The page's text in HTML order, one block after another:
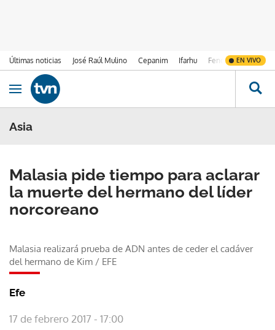
Últimas noticias José Raúl Mulino Cepanim Ifarhu Fenómeno de El
EN VIVO
Ir al contenido
Obrir navegació
Asia
Malasia pide tiempo para aclarar
la muerte del hermano del líder
norcoreano
Malasia realizará prueba de ADN antes de ceder el cadáver
del hermano de Kim / EFE
Efe
17 de febrero 2017 - 17:00